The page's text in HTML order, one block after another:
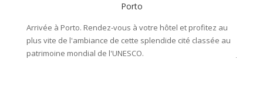
Porto
Arrivée à Porto. Rendez-vous à votre hôtel et profitez au
plus vite de l'ambiance de cette splendide cité classée au
patrimoine mondial de l'UNESCO.